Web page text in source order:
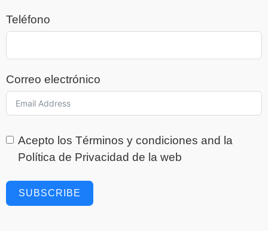
Teléfono
Correo electrónico
Acepto los Términos y condiciones and la
Política de Privacidad de la web
SUBSCRIBE